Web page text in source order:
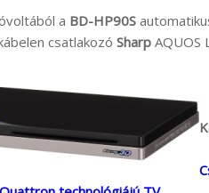
a BD-HP90S
csatlakozó Sharp AQUOS